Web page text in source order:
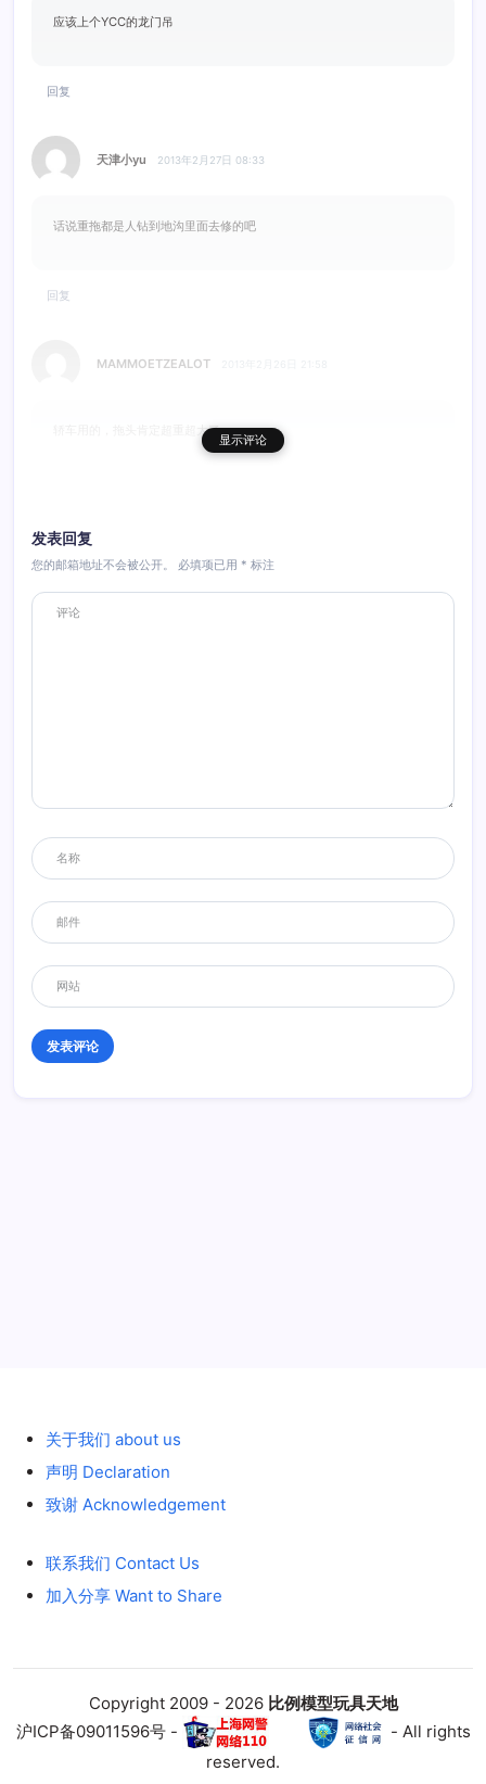
应该上个YCC的龙门吊
回复
天津小yu 2013年2月27日 08:33
话说重拖都是人钻到地沟里面去修的吧
回复
MAMMOETZEALOT
轿车用的，拖头肯定超重超大了
蕃薯藤 2013年2月26日 16:58
你说是用哪部分改拖车啊
回复
这个挺好玩的
是啊！还是前两套配件比较实用
显示评论
发表回复
您的邮箱地址不会被公开。 必填项已用 * 标注
关于我们 about us
声明 Declaration
致谢 Acknowledgement
联系我们 Contact Us
加入分享 Want to Share
Copyright 2009 - 2026 比例模型玩具天地
沪ICP备09011596号 -
- All rights
reserved.